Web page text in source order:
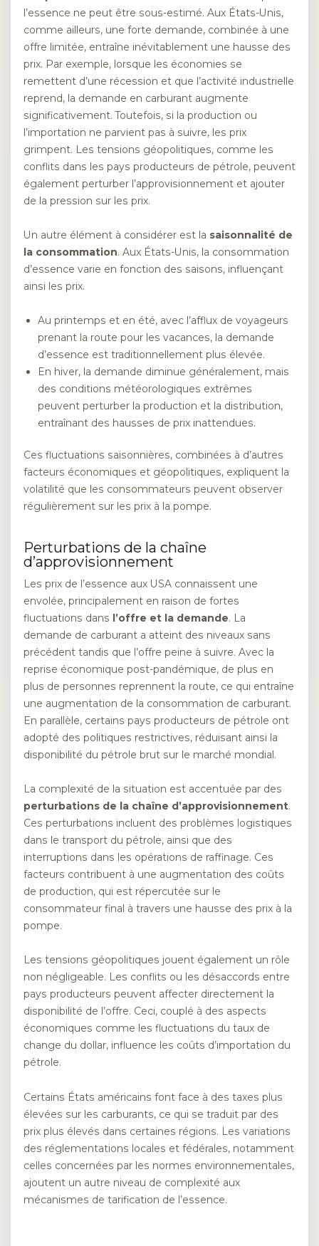
l’essence ne peut être sous-estimé. Aux États-Unis,
comme ailleurs, une forte demande, combinée à une
offre limitée, entraîne inévitablement une hausse des
prix. Par exemple, lorsque les économies se
remettent d’une récession et que l’activité industrielle
reprend, la demande en carburant augmente
significativement. Toutefois, si la production ou
l’importation ne parvient pas à suivre, les prix
grimpent. Les tensions géopolitiques, comme les
conflits dans les pays producteurs de pétrole, peuvent
également perturber l’approvisionnement et ajouter
de la pression sur les prix.
Un autre élément à considérer est la saisonnalité de
la consommation. Aux États-Unis, la consommation
d’essence varie en fonction des saisons, influençant
ainsi les prix.
Au printemps et en été, avec l’afflux de voyageurs
prenant la route pour les vacances, la demande
d’essence est traditionnellement plus élevée.
En hiver, la demande diminue généralement, mais
des conditions météorologiques extrêmes
peuvent perturber la production et la distribution,
entraînant des hausses de prix inattendues.
Ces fluctuations saisonnières, combinées à d’autres
facteurs économiques et géopolitiques, expliquent la
volatilité que les consommateurs peuvent observer
régulièrement sur les prix à la pompe.
Perturbations de la chaîne
d’approvisionnement
Les prix de l’essence aux USA connaissent une
envolée, principalement en raison de fortes
fluctuations dans l’offre et la demande. La
demande de carburant a atteint des niveaux sans
précédent tandis que l’offre peine à suivre. Avec la
reprise économique post-pandémique, de plus en
plus de personnes reprennent la route, ce qui entraîne
une augmentation de la consommation de carburant.
En parallèle, certains pays producteurs de pétrole ont
adopté des politiques restrictives, réduisant ainsi la
disponibilité du pétrole brut sur le marché mondial.
La complexité de la situation est accentuée par des
perturbations de la chaîne d’approvisionnement.
Ces perturbations incluent des problèmes logistiques
dans le transport du pétrole, ainsi que des
interruptions dans les opérations de raffinage. Ces
facteurs contribuent à une augmentation des coûts
de production, qui est répercutée sur le
consommateur final à travers une hausse des prix à la
pompe.
Les tensions géopolitiques jouent également un rôle
non négligeable. Les conflits ou les désaccords entre
pays producteurs peuvent affecter directement la
disponibilité de l’offre. Ceci, couplé à des aspects
économiques comme les fluctuations du taux de
change du dollar, influence les coûts d’importation du
pétrole.
Certains États américains font face à des taxes plus
élevées sur les carburants, ce qui se traduit par des
prix plus élevés dans certaines régions. Les variations
des réglementations locales et fédérales, notamment
celles concernées par les normes environnementales,
ajoutent un autre niveau de complexité aux
mécanismes de tarification de l’essence.